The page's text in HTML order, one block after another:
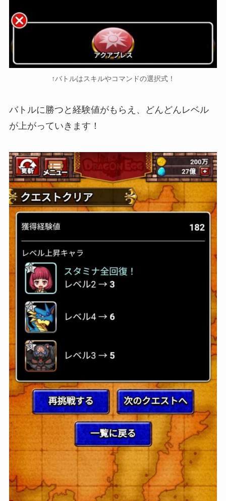
↑バトルはスキルやコマンドの選択式！
バトルに勝つと経験値がもらえ、どんどんレベル
が上がっていきます！